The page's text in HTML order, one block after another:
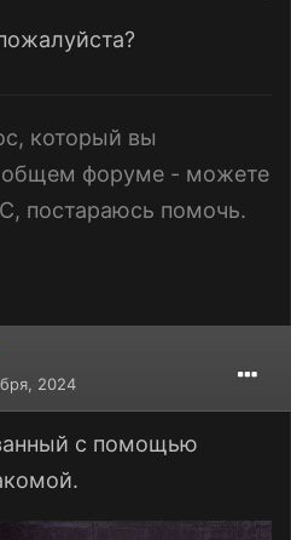
который вы
общем форуме - можете
постараюсь помочь.
2024
с помощью